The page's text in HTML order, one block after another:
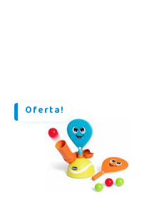
Oferta!